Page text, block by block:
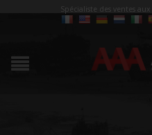
Spécialiste des ventes